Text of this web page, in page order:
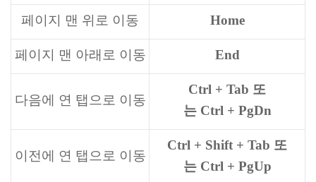
페이지 맨 위로 이동 Home
페이지 맨 아래로 이동 End
다음에 연 탭으로 이동
Ctrl + Tab 또
는 Ctrl + PgDn
이전에 연 탭으로 이동
Ctrl + Shift + Tab 또
는 Ctrl + PgUp